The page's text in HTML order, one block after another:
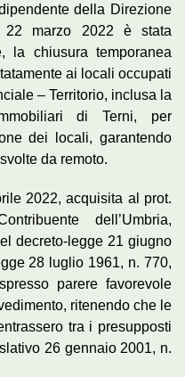
della Direzione
marzo 2022 è stata
la chiusura temporanea
ai locali occupati
– Territorio, inclusa la
di Terni, per
dei locali, garantendo
da remoto.
2022, acquisita al prot.
dell’Umbria,
decreto-legge 21 giugno
28 luglio 1961, n. 770,
parere favorevole
ritenendo che le
tra i presupposti
26 gennaio 2001, n.